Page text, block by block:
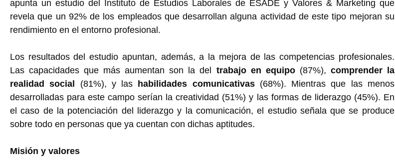
apunta un estudio del Instituto de Estudios Laborales de ESADE y Valores & Marketing que
revela que un 92% de los empleados que desarrollan alguna actividad de este tipo mejoran su
rendimiento en el entorno profesional.
Los resultados del estudio apuntan, además, a la mejora de las competencias profesionales.
Las capacidades que más aumentan son la del trabajo en equipo(87%), comprender la
realidad social
(81%), y las habilidades comunicativas(68%). Mientras que las menos
desarrolladas para este campo serían la creatividad (51%) y las formas de liderazgo (45%). En
el caso de la potenciación del liderazgo y la comunicación, el estudio señala que se produce
sobre todo en personas que ya cuentan con dichas aptitudes.
Misión y valores